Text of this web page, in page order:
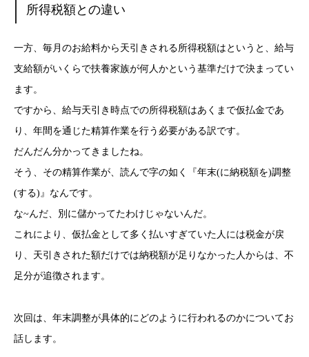
所得税額との違い
一方、毎月のお給料から天引きされる所得税額はというと、給与
支給額がいくらで扶養家族が何人かという基準だけで決まってい
ます。
ですから、給与天引き時点での所得税額はあくまで仮払金であ
り、年間を通じた精算作業を行う必要がある訳です。
だんだん分かってきましたね。
そう、その精算作業が、読んで字の如く『年末(に納税額を)調整
(する)』なんです。
な~んだ、別に儲かってたわけじゃないんだ。
これにより、仮払金として多く払いすぎていた人には税金が戻
り、天引きされた額だけでは納税額が足りなかった人からは、不
足分が追徴されます。
次回は、年末調整が具体的にどのように行われるのかについてお
話します。